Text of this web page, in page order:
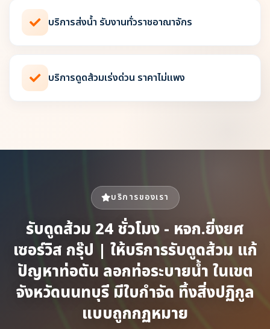
บริการส่งน้ำ รับงานทั่วราชอาณาจักร
บริการดูดส้วมเร่งด่วน ราคาไม่แพง
บริการของเรา
รับดูดส้วม 24 ชั่วโมง - หจก.ยิ่งยศ
เซอร์วิส กรุ๊ป | ให้บริการรับดูดส้วม แก้
ปัญหาท่อตัน ลอกท่อระบายน้ำ ในเขต
จังหวัดนนทบุรี มีใบกำจัด ทิ้งสิ่งปฏิกูล
แบบถูกกฏหมาย